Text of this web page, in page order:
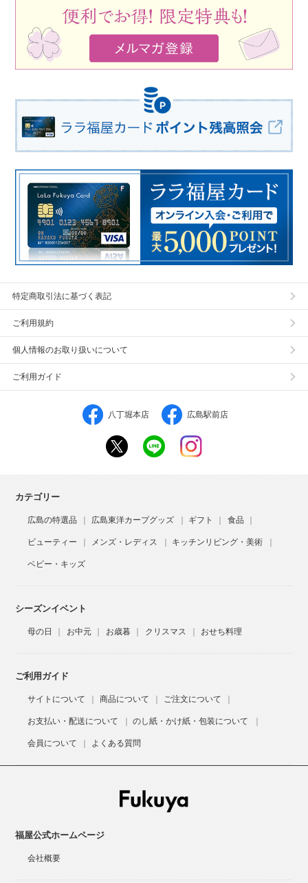
特定商取引法に基づく表記
ご利用規約
個人情報のお取り扱いについて
ご利用ガイド
八丁堀本店 広島駅前店
カテゴリー
広島の特選品 広島東洋カープグッズ ギフト 食品
ビューティー メンズ・レディス キッチンリビング・美術
ベビー・キッズ
シーズンイベント
母の日 お中元 お歳暮 クリスマス おせち料理
ご利用ガイド
サイトについて 商品について ご注文について
お支払い・配送について のし紙・かけ紙・包装について
会員について よくある質問
福屋公式ホームページ
会社概要